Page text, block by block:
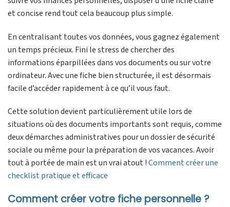
et concise rend tout cela beaucoup plus simple.
En centralisant toutes vos données, vous gagnez également
un temps précieux. Fini le stress de chercher des
informations éparpillées dans vos documents ou sur votre
ordinateur. Avec une fiche bien structurée, il est désormais
facile d’accéder rapidement à ce qu’il vous faut.
Cette solution devient particulièrement utile lors de
situations où des documents importants sont requis, comme
deux démarches administratives pour un dossier de sécurité
sociale ou même pour la préparation de vos vacances. Avoir
tout à portée de main est un vrai atout !Comment créer une
checklist pratique et efficace
Comment créer votre fiche personnelle ?